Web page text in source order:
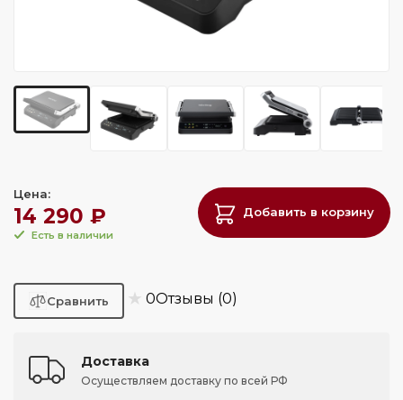
Цена:
14 290 ₽
Есть в наличии
Добавить в корзину
★ 0Отзывы (0)
Доставка
Осуществляем доставку по всей РФ